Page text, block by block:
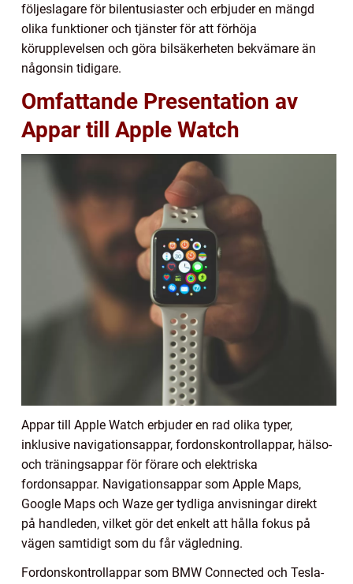
följeslagare för bilentusiaster och erbjuder en mängd
olika funktioner och tjänster för att förhöja
körupplevelsen och göra bilsäkerheten bekvämare än
någonsin tidigare.
Omfattande Presentation av
Appar till Apple Watch
Appar till Apple Watch erbjuder en rad olika typer,
inklusive navigationsappar, fordonskontrollappar, hälso-
och träningsappar för förare och elektriska
fordonsappar. Navigationsappar som Apple Maps,
Google Maps och Waze ger tydliga anvisningar direkt
på handleden, vilket gör det enkelt att hålla fokus på
vägen samtidigt som du får vägledning.
Fordonskontrollappar som BMW Connected och Tesla-